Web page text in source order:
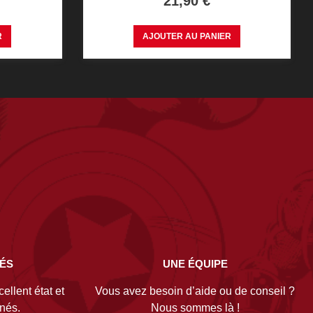
AJOUTER AU PANIER
état et
UNE ÉQUIPE
Vous avez besoin d’aide ou de conseil ?
Nous sommes là !